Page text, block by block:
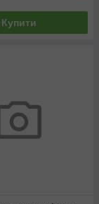
Купити